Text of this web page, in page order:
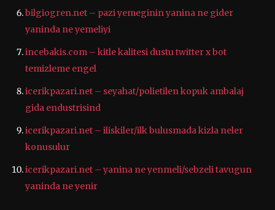
bilgiogren.net – pazi yemeginin yanina ne gider
yaninda ne yemeliyi
incebakis.com – kitle kalitesi dustu twitter x bot
temizleme engel
icerikpazari.net – seyahat/polietilen kopuk ambalaj
gida endustrisind
icerikpazari.net – iliskiler/ilk bulusmada kizla neler
konusulur
icerikpazari.net – yanina ne yenmeli/sebzeli tavugun
yaninda ne yenir